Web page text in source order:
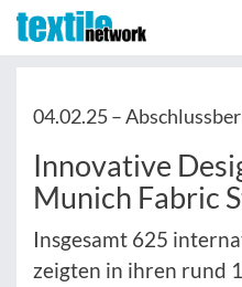
04.02.25 –
Innovative
Munich Fabric
Insgesamt 625
zeigten in ihren rund